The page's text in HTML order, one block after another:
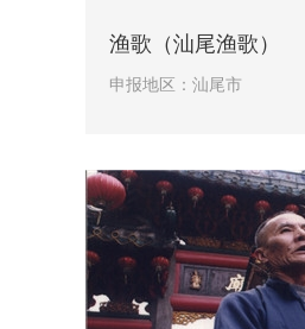
渔歌（汕尾渔歌）
申报地区： 汕尾市